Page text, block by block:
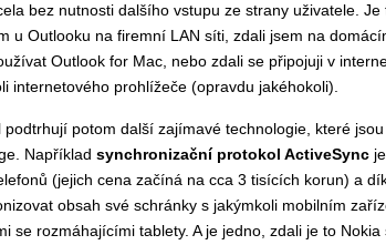
bez nutnosti dalšího vstupu ze strany uživatele. Je
u Outlooku na firemní LAN síti, zdali jsem na
Outlook for Mac, nebo zdali se připojuji v
internetového prohlížeče (opravdu jakéhokoli).
podtrhují potom další zajímavé technologie, které
Například synchronizační protokol ActiveSync
(jejich cena začíná na cca 3 tisících korun) a
obsah své schránky s jakýmkoli mobilním
se rozmáhajícími tablety. A je jedno, zdali je to Nokia